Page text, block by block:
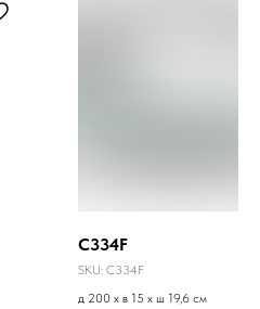
C334F
SKU: C334F
д 200 x в 15 x ш 19,6 см